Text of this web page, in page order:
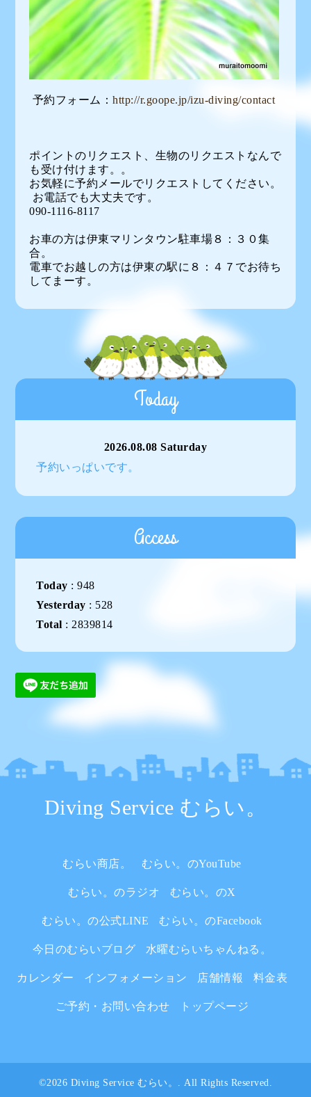
予約フォーム：http://r.goope.jp/izu-diving/contact
ポイントのリクエスト、生物のリクエストなんで
も受け付けます。。
お気軽に予約メールでリクエストしてください。
お電話でも大丈夫です。
090-1116-8117
お車の方は伊東マリンタウン駐車場８：３０集
合。
電車でお越しの方は伊東の駅に８：４７でお待ち
してまーす。
Today
2026.08.08 Saturday
予約いっぱいです。
Access
Today :948
Yesterday : 528
Total : 2839814
Diving Service むらい。
むらい商店。 むらい。のYouTube
むらい。のラジオ むらい。のX
むらい。の公式LINE むらい。のFacebook
今日のむらいブログ 水曜むらいちゃんねる。
カレンダー インフォメーション 店舗情報 料金表
ご予約・お問い合わせ トップページ
©2026 Diving Service むらい。 . All Rights Reserved.